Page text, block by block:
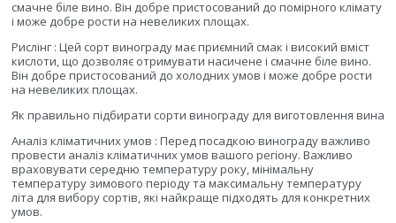
смачне біле вино. Він добре пристосований до помірного клімату
і може добре рости на невеликих площах.
Рислінг : Цей сорт винограду має приємний смак і високий вміст
кислоти, що дозволяє отримувати насичене і смачне біле вино.
Він добре пристосований до холодних умов і може добре рости
на невеликих площах.
Як правильно підбирати сорти винограду для виготовлення вина
Аналіз кліматичних умов : Перед посадкою винограду важливо
провести аналіз кліматичних умов вашого регіону. Важливо
враховувати середню температуру року, мінімальну
температуру зимового періоду та максимальну температуру
літа для вибору сортів, які найкраще підходять для конкретних
умов.